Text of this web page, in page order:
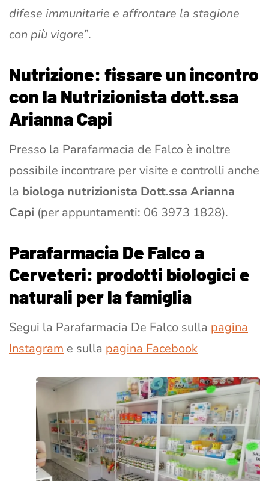
difese immunitarie e affrontare la stagione
con più vigore”.
Nutrizione: fissare un incontro
con la Nutrizionista dott.ssa
Arianna Capi
Presso la Parafarmacia de Falco è inoltre
possibile incontrare per visite e controlli anche
la biologa nutrizionista Dott.ssa Arianna
Capi (per appuntamenti: 06 3973 1828).
Parafarmacia De Falco a
Cerveteri: prodotti biologici e
naturali per la famiglia
Segui la Parafarmacia De Falco sulla pagina
Instagram e sulla pagina Facebook